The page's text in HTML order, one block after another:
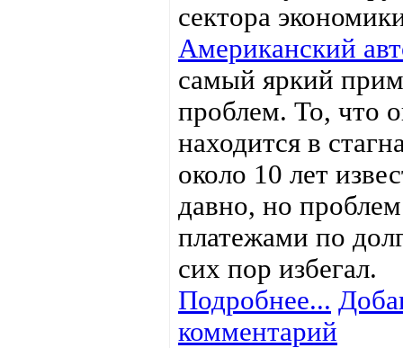
сектора
Американский
самый яркий
проблем. То, что
находится в
около 10 лет
давно, но
платежами по
сих пор избегал.
Подробнее...
комментарий